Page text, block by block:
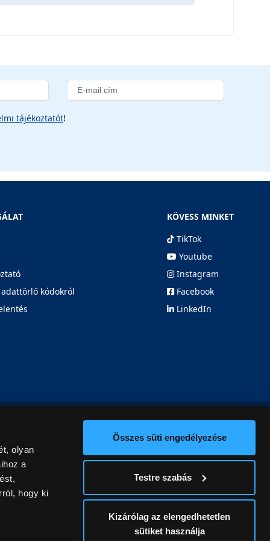
olyan
a
hogy ki
Összes süti engedélyezése
Testre szabás
Kizárólag az elengedhetetlen
sütiket használja
tájékoztatót!
kódokról
KÖVESS MINKET
TikTok
Youtube
Instagram
Facebook
LinkedIn